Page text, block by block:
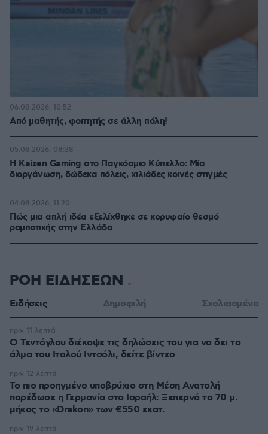
Από μαθητής, φοιτητής σε άλλη πόλη!
06.08.2026, 10:52
H Kaizen Gaming στο Παγκόσμιο Kύπελλο: Μία
διοργάνωση, δώδεκα πόλεις, χιλιάδες κοινές στιγμές
05.08.2026, 08:38
Πώς μια απλή ιδέα εξελίχθηκε σε κορυφαίο θεσμό
ρομποτικής στην Ελλάδα
04.08.2026, 11:20
ΡΟΗ ΕΙΔΗΣΕΩΝ
Ειδήσεις Δημοφιλή Σχολιασμένα
Ο Τεντόγλου διέκοψε τις δηλώσεις του για να δει το
άλμα του Ιταλού Ιντσόλι, δείτε βίντεο
πριν 11 λεπτά
Το πιο προηγμένο υποβρύχιο στη Μέση Ανατολή
παρέδωσε η Γερμανία στο Ισραήλ: Ξεπερνά τα 70 μ.
μήκος το «Drakon» των €550 εκατ.
πριν 12 λεπτά
πριν 19 λεπτά